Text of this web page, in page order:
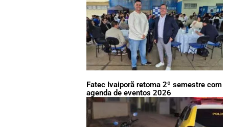
Fatec Ivaiporã retoma 2º semestre com
agenda de eventos 2026